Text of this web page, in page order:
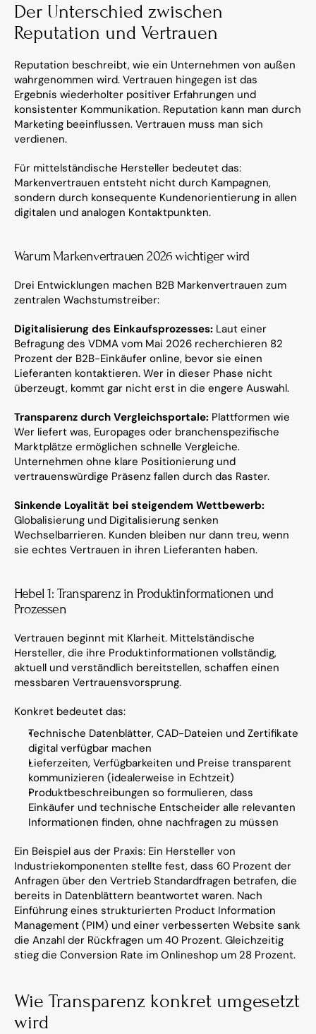
Der Unterschied zwischen
Reputation und Vertrauen
Reputation beschreibt, wie ein Unternehmen von außen
wahrgenommen wird. Vertrauen hingegen ist das
Ergebnis wiederholter positiver Erfahrungen und
konsistenter Kommunikation. Reputation kann man durch
Marketing beeinflussen. Vertrauen muss man sich
verdienen.
Für mittelständische Hersteller bedeutet das:
Markenvertrauen entsteht nicht durch Kampagnen,
sondern durch konsequente Kundenorientierung in allen
digitalen und analogen Kontaktpunkten.
Warum Markenvertrauen 2026 wichtiger wird
Drei Entwicklungen machen B2B Markenvertrauen zum
zentralen Wachstumstreiber:
Digitalisierung des Einkaufsprozesses: Laut einer
Befragung des VDMA vom Mai 2026 recherchieren 82
Prozent der B2B-Einkäufer online, bevor sie einen
Lieferanten kontaktieren. Wer in dieser Phase nicht
überzeugt, kommt gar nicht erst in die engere Auswahl.
Transparenz durch Vergleichsportale: Plattformen wie
Wer liefert was, Europages oder branchenspezifische
Marktplätze ermöglichen schnelle Vergleiche.
Unternehmen ohne klare Positionierung und
vertrauenswürdige Präsenz fallen durch das Raster.
Sinkende Loyalität bei steigendem Wettbewerb:
Globalisierung und Digitalisierung senken
Wechselbarrieren. Kunden bleiben nur dann treu, wenn
sie echtes Vertrauen in ihren Lieferanten haben.
Hebel 1: Transparenz in Produktinformationen und
Prozessen
Vertrauen beginnt mit Klarheit. Mittelständische
Hersteller, die ihre Produktinformationen vollständig,
aktuell und verständlich bereitstellen, schaffen einen
messbaren Vertrauensvorsprung.
Konkret bedeutet das:
Technische Datenblätter, CAD-Dateien und Zertifikate
digital verfügbar machen
Lieferzeiten, Verfügbarkeiten und Preise transparent
kommunizieren (idealerweise in Echtzeit)
Produktbeschreibungen so formulieren, dass
Einkäufer und technische Entscheider alle relevanten
Informationen finden, ohne nachfragen zu müssen
Ein Beispiel aus der Praxis: Ein Hersteller von
Industriekomponenten stellte fest, dass 60 Prozent der
Anfragen über den Vertrieb Standardfragen betrafen, die
bereits in Datenblättern beantwortet waren. Nach
Einführung eines strukturierten Product Information
Management (PIM) und einer verbesserten Website sank
die Anzahl der Rückfragen um 40 Prozent. Gleichzeitig
stieg die Conversion Rate im Onlineshop um 28 Prozent.
Wie Transparenz konkret umgesetzt
wird